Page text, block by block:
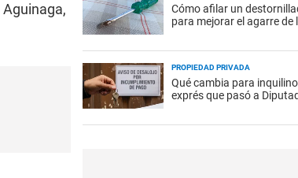
Cómo afilar un
para mejorar el agarre de
PROPIEDAD PRIVADA
Qué cambia para
exprés que pasó a